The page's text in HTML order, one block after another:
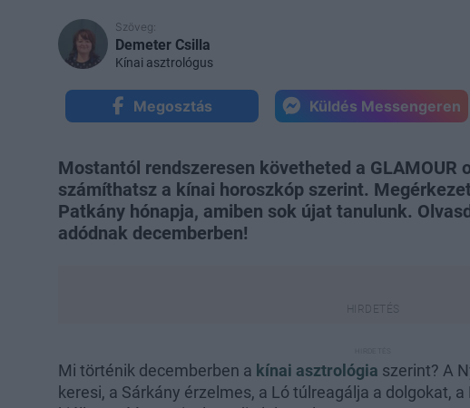
Szöveg:
Demeter Csilla
Kínai asztrológus
Megosztás Küldés Messengeren
Mostantól rendszeresen követheted a GLAMOUR
számíthatsz a kínai horoszkóp szerint.
Patkány hónapja, amiben sok újat tanulunk.
adódnak decemberben!
Mi történik decemberben a kínai asztrológia szerint? A
keresi, a Sárkány érzelmes, a Ló túlreagálja a dolgokat,